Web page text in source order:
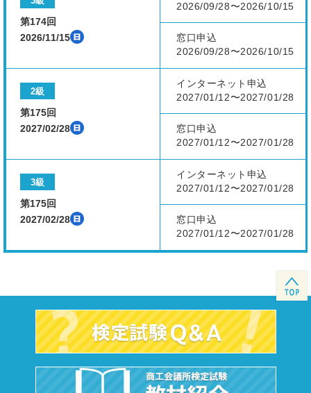
第174回
2026/11/15
2026/09/28〜2026/10/15
窓口申込
2026/09/28〜2026/10/15
2級
第175回
2027/02/28
インターネット申込
2027/01/12〜2027/01/28
窓口申込
2027/01/12〜2027/01/28
3級
第175回
2027/02/28
インターネット申込
2027/01/12〜2027/01/28
窓口申込
2027/01/12〜2027/01/28